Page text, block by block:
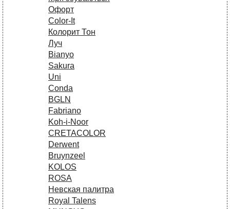
Офорт
Сolor-It
Колорит Тон
Луч
Bianyo
Sakura
Uni
Conda
BGLN
Fabriano
Koh-i-Noor
CRETACOLOR
Derwent
Bruynzeel
KOLOS
ROSA
Невская палитра
Royal Talens